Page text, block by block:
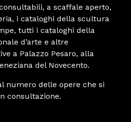
a scaffale aperto,
i cataloghi della scultura
tutti i cataloghi della
d’arte e altre
a Palazzo Pesaro, alla
del Novecento.
numero delle opere che si
consultazione.